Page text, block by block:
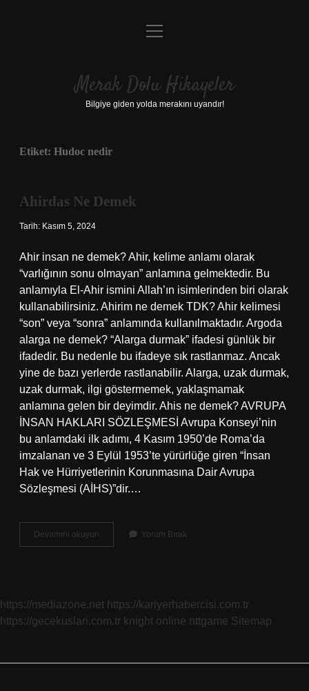
Anasayfa
Yasal Uyarı
menüyü
Merak Dolu Hikayeler
Bilgiye giden yolda merakını uyandır!
Etiket: Hudoc nedir
Ahirdas Ne Demek
Tarih: Kasım 5, 2024
Ahir insan ne demek? Ahir, kelime anlamı olarak
“varlığının sonu olmayan” anlamına gelmektedir. Bu
anlamıyla El-Ahir ismini Allah’ın isimlerinden biri olarak
kullanabilirsiniz. Ahirim ne demek TDK? Ahir kelimesi
“son” veya “sonra” anlamında kullanılmaktadır. Argoda
alarga ne demek? “Alarga durmak” ifadesi günlük bir
ifadedir. Bu nedenle bu ifadeye sık rastlanmaz. Ancak
yine de bazı yerlerde rastlanabilir. Alarga, uzak durmak,
uzak durmak, ilgi göstermemek, yaklaşmamak
anlamına gelen bir deyimdir. Ahis ne demek? AVRUPA
İNSAN HAKLARI SÖZLEŞMESİ Avrupa Konseyi’nin
bu anlamdaki ilk adımı, 4 Kasım 1950’de Roma’da
imzalanan ve 3 Eylül 1953’te yürürlüğe giren “İnsan
Hak ve Hürriyetlerinin Korunmasına Dair Avrupa
Sözleşmesi (AİHS)”dir.…
Devamını okuyun
Ne
Yorum Bırak
https://mediazone.net https://kariyerhabercisi.com.tr
https://gecekuslari.com.tr knight online nttgame Sitemap